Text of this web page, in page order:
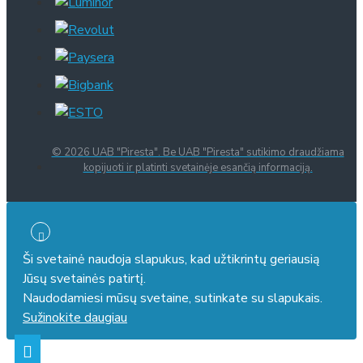
© 2026 UAB "Piresta". Be UAB "Piresta" sutikimo draudžiama
kopijuoti ir platinti svetainėje esančią informaciją.
Ši svetainė naudoja slapukus, kad užtikrintų geriausią
Jūsų svetainės patirtį.
Naudodamiesi mūsų svetaine, sutinkate su slapukais.
Sužinokite daugiau